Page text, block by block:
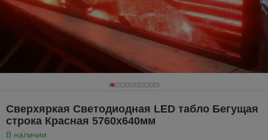
Сверхяркая Светодиодная LED табло Бегущая
строка Красная 5760х640мм
В наличии